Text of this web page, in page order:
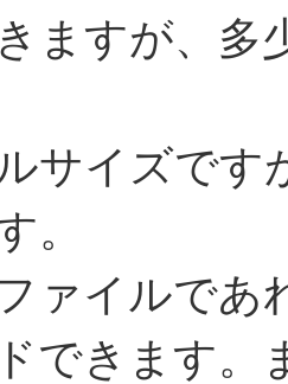
ますが、多
サイズです
。
ァイルであ
できます。